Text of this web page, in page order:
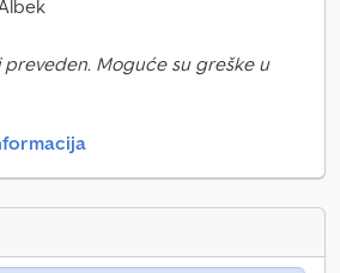
preveden. Moguće su greške u